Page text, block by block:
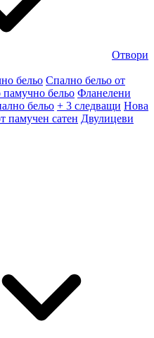
Отвори
бельо Спално бельо от
бельо Фланелени
бельо + 3 следващи Нова
памучен сатен Двулицеви